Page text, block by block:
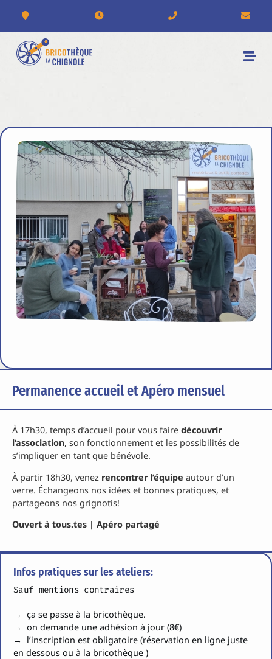
Permanence accueil et Apéro mensuel
À 17h30, temps d’accueil pour vous faire découvrir
l’association, son fonctionnement et les possibilités de
s’impliquer en tant que bénévole.
À partir 18h30, venez rencontrer l’équipe autour d’un
verre. Échangeons nos idées et bonnes pratiques, et
partageons nos grignotis!
Ouvert à tous.tes | Apéro partagé
Infos pratiques sur les ateliers:
Sauf mentions contraires
→ ça se passe à la bricothèque.
→ on demande une adhésion à jour (8€)
→ l’inscription est obligatoire (réservation en ligne juste
en dessous ou à la bricothèque )